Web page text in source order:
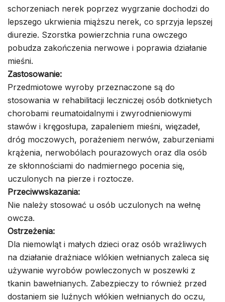
schorzeniach nerek poprzez wygrzanie dochodzi do
lepszego ukrwienia miąższu nerek, co sprzyja lepszej
diurezie. Szorstka powierzchnia runa owczego
pobudza zakończenia nerwowe i poprawia działanie
mieśni.
Zastosowanie:
Przedmiotowe wyroby przeznaczone są do
stosowania w rehabilitacji leczniczej osób dotknietych
chorobami reumatoidalnymi i zwyrodnieniowymi
stawów i kręgosłupa, zapaleniem mieśni, więzadeł,
dróg moczowych, porażeniem nerwów, zaburzeniami
krążenia, nerwobólach pourazowych oraz dla osób
ze skłonnościami do nadmiernego pocenia się,
uczulonych na pierze i roztocze.
Przeciwwskazania:
Nie należy stosować u osób uczulonych na wełnę
owcza.
Ostrzeżenia:
Dla niemowląt i małych dzieci oraz osób wrażliwych
na działanie drażniace wlókien wełnianych zaleca się
używanie wyrobów powleczonych w poszewki z
tkanin bawełnianych. Zabezpieczy to również przed
dostaniem sie luźnych włókien wełnianych do oczu,